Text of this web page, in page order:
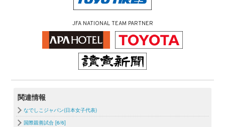
JFA NATIONAL TEAM PARTNER
関連情報
なでしこジャパン(日本女子代表)
国際親善試合 [6/6]